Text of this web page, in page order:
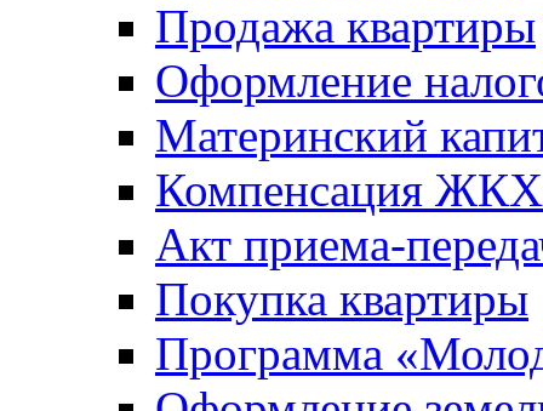
Продажа квартиры
Оформление
Материнский
Компенсация ЖКХ
Акт приема-
Покупка квартиры
Программа